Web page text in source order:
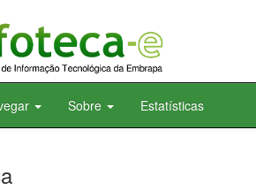
Sobre Estatísticas